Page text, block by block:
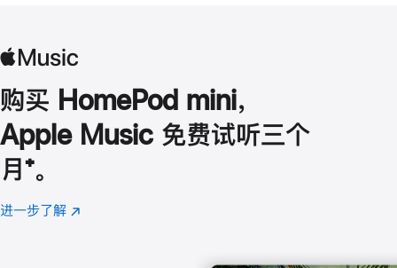
购买 HomePod mini，
Apple Music 免费试听三个
月 脚
注
⁺。
进一步了解 Apple
(在